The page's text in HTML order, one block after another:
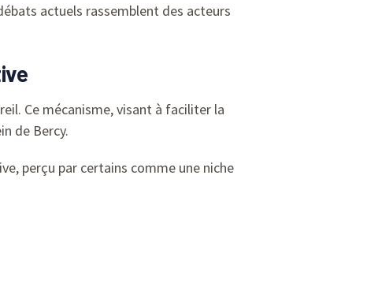
actuels rassemblent des acteurs
Ce mécanisme, visant à faciliter la
de Bercy.
perçu par certains comme une niche